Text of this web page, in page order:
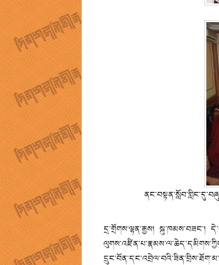
དྲ་གྲོགས་ལྷན་རྒྱས། སྐུ་ཁམས་བཟང་།